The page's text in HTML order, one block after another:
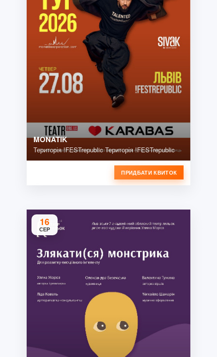
MONATIK
Територія !FESTrepublic Територія !FESTrepublic
ПРИДБАТИ КВИТОК
16
СЕР